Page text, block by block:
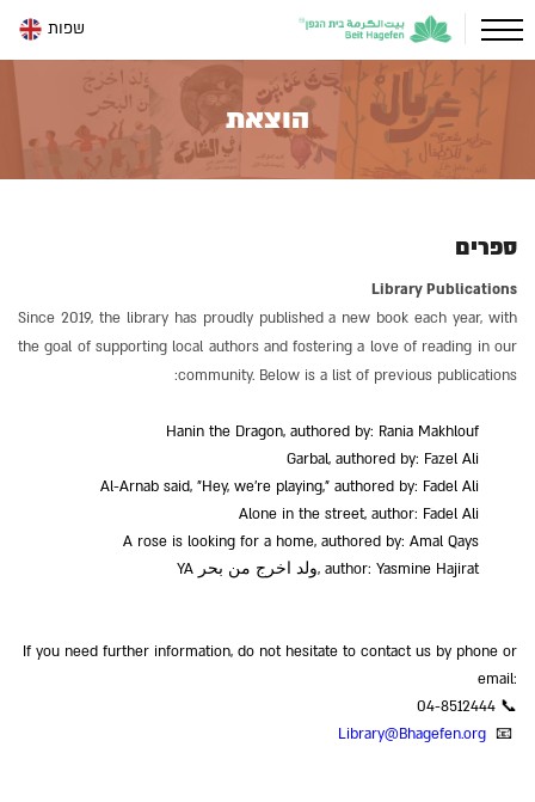
שפות
הוצאת
ספרים
Library Publications
Since 2019, the library has proudly published a new book each year, with
the goal of supporting local authors and fostering a love of reading in our
community. Below is a list of previous publications:
Hanin the Dragon, authored by: Rania Makhlouf
Garbal, authored by: Fazel Ali
Al-Arnab said, "Hey, we're playing," authored by: Fadel Ali
Alone in the street, author: Fadel Ali
A rose is looking for a home, authored by: Amal Qays
YA ولد اخرج من بحر, author: Yasmine Hajirat
If you need further information, do not hesitate to contact us by phone or
email:
04-8512444 📞
Library@Bhagefen.org 📧